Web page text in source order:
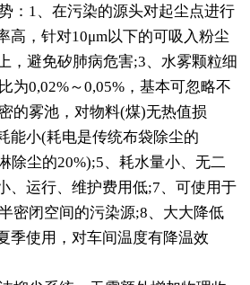
：1、在污染的源头对起尘点进行
高，针对10μm以下的可吸入粉尘
，避免矽肺病危害;3、水雾颗粒细
为0,02%～0,05%，基本可忽略不
的雾池，对物料(煤)无热值损
能小(耗电是传统布袋除尘的
除尘的20%);5、耗水量小、无二
、运行、维护费用低;7、可使用于
密闭空间的污染源;8、大大降低
季使用，对车间温度有降温效